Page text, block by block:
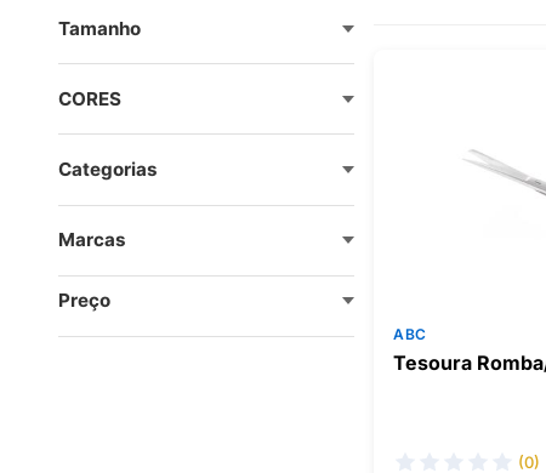
Preço
CORES
Tamanho
Categorias
Marcas
ABC
Tesoura
(0)